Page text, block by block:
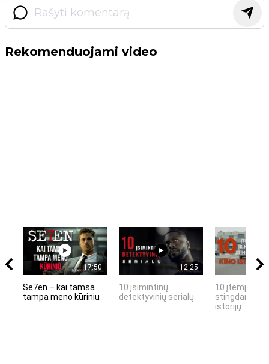
Rekomenduojami video
17:50
Se7en – kai tamsa
tampa meno kūriniu
12:25
10 įsimintinų
detektyvinių serialų
10 įtemptų,
stingdančių
istorijų